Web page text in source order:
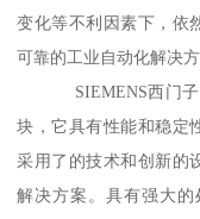
变化等不利因素下，依
可靠的工业自动化解决方
SIEMENS西门子
块，它具有性能和稳定
采用了的技术和创新的
解决方案。具有强大